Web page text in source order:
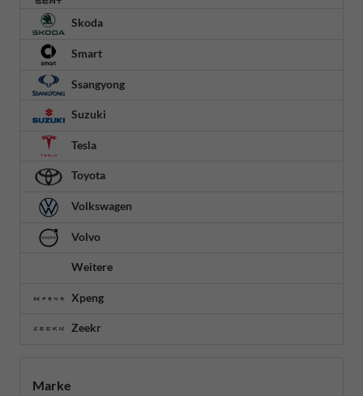
Skoda
Smart
Ssangyong
Suzuki
Tesla
Toyota
Volkswagen
Volvo
Weitere
Xpeng
Zeekr
Marke